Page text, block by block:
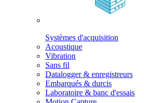
Systèmes d'acquisition
Acoustique
Vibration
Sans fil
Datalogger & enregistreurs
Embarqués & durcis
Laboratoire & banc d'essais